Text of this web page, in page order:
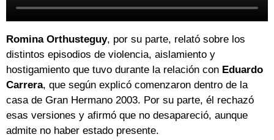
Romina Orthusteguy, por su parte, relató sobre los
distintos episodios de violencia, aislamiento y
hostigamiento que tuvo durante la relación con Eduardo
Carrera, que según explicó comenzaron dentro de la
casa de Gran Hermano 2003. Por su parte, él rechazó
esas versiones y afirmó que no desapareció, aunque
admite no haber estado presente.